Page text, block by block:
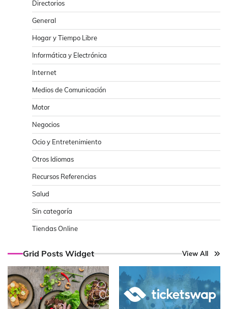
Directorios
General
Hogar y Tiempo Libre
Informática y Electrónica
Internet
Medios de Comunicación
Motor
Negocios
Ocio y Entretenimiento
Otros Idiomas
Recursos Referencias
Salud
Sin categoría
Tiendas Online
Grid Posts Widget View All